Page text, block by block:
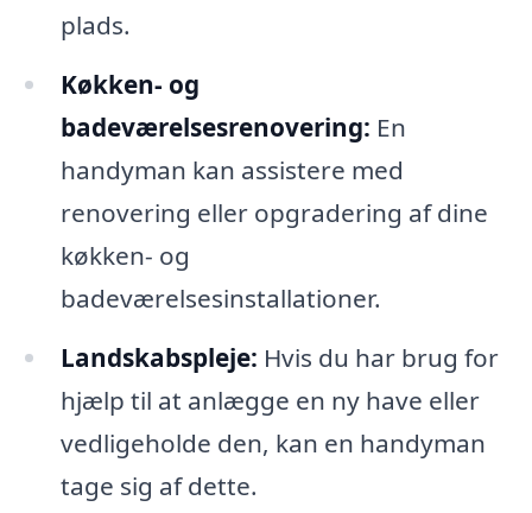
plads.
Køkken- og
badeværelsesrenovering: En
handyman kan assistere med
renovering eller opgradering af dine
køkken- og
badeværelsesinstallationer.
Landskabspleje: Hvis du har brug for
hjælp til at anlægge en ny have eller
vedligeholde den, kan en handyman
tage sig af dette.